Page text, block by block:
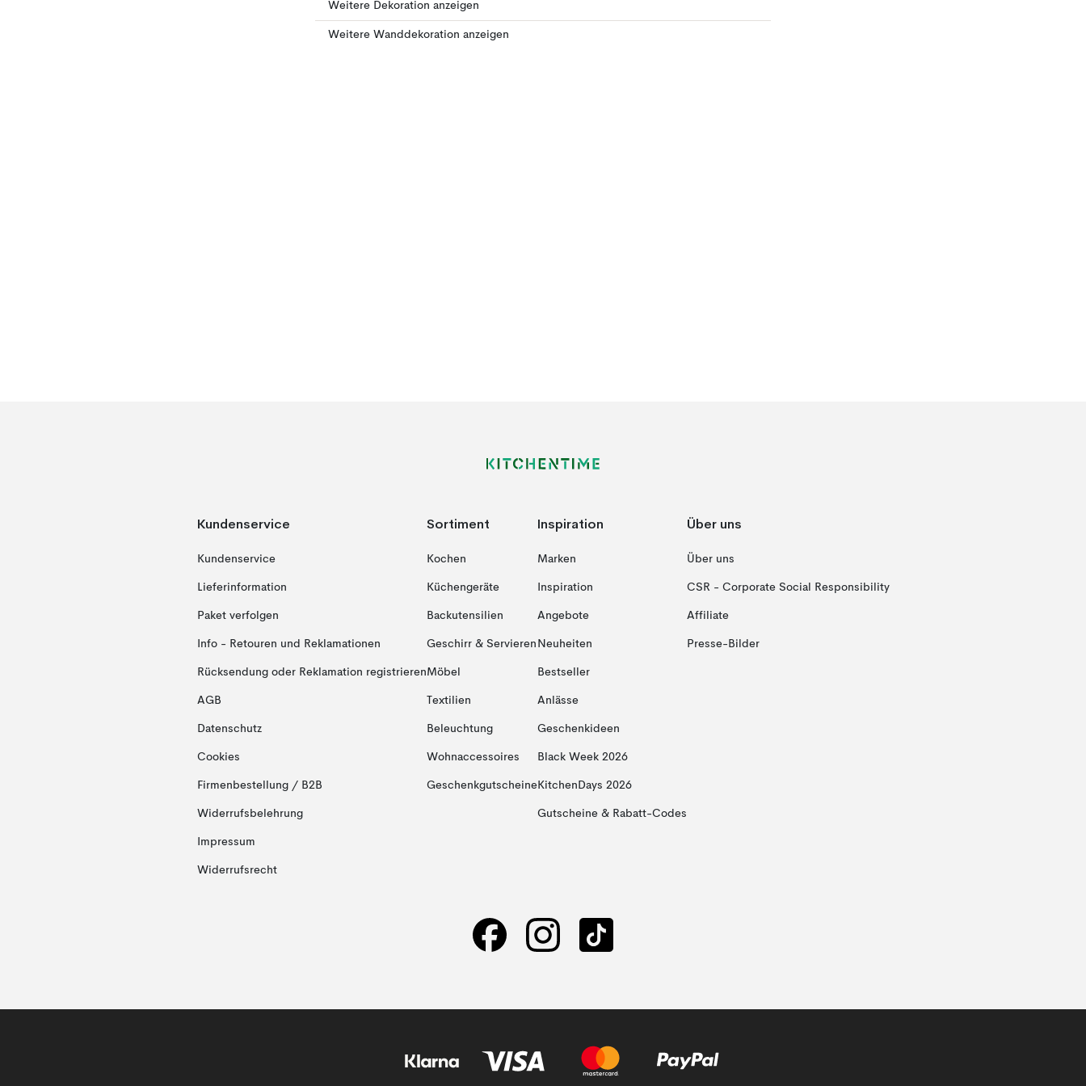
Weitere Dekoration anzeigen
Weitere Wanddekoration anzeigen
Kundenservice
Kundenservice
Lieferinformation
Paket verfolgen
Info - Retouren und Reklamationen
Rücksendung oder Reklamation registrieren
AGB
Datenschutz
Cookies
Firmenbestellung / B2B
Widerrufsbelehrung
Impressum
Widerrufsrecht
Sortiment
Kochen
Küchengeräte
Backutensilien
Geschirr & Servieren
Möbel
Textilien
Beleuchtung
Wohnaccessoires
Geschenkgutscheine
Inspiration
Marken
Inspiration
Angebote
Neuheiten
Bestseller
Anlässe
Geschenkideen
Black Week 2026
KitchenDays 2026
Gutscheine & Rabatt-Codes
Über uns
Über uns
CSR - Corporate Social Responsibility
Affiliate
Presse-Bilder